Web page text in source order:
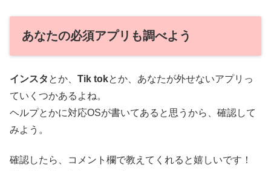
あなたの必須アプリも調べよう
インスタ とか、 Tik tokとか、あなたが外せないアプリっ
ていくつかあるよね。
ヘルプとかに対応OSが書いてあると思うから、確認して
みよう。
確認したら、コメント欄で教えてくれると嬉しいです！